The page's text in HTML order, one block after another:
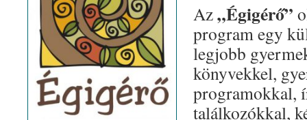
Az„Égigérő”
program egy
legjobb
könyvekkel,
programokkal,
találkozókkal,